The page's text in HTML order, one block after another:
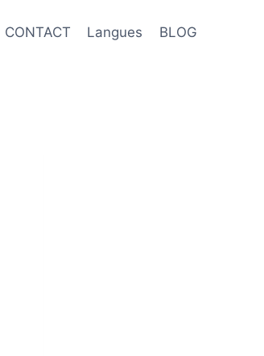
CONTACT Langues BLOG